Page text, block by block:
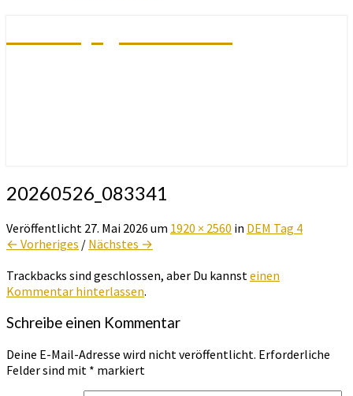
20260526_083341
Veröffentlicht 27. Mai 2026 um 1920 × 2560 in DEM Tag 4
← Vorheriges / Nächstes →
Trackbacks sind geschlossen, aber Du kannsteinen
Kommentar hinterlassen.
Schreibe einen Kommentar
Deine E-Mail-Adresse wird nicht veröffentlicht. Erforderliche
Felder sind mit * markiert